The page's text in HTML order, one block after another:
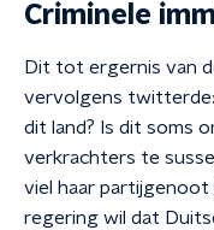
Criminele
Dit tot ergernis van
vervolgens twitterde:
dit land? Is dit soms
verkrachters te
viel haar
regering wil dat